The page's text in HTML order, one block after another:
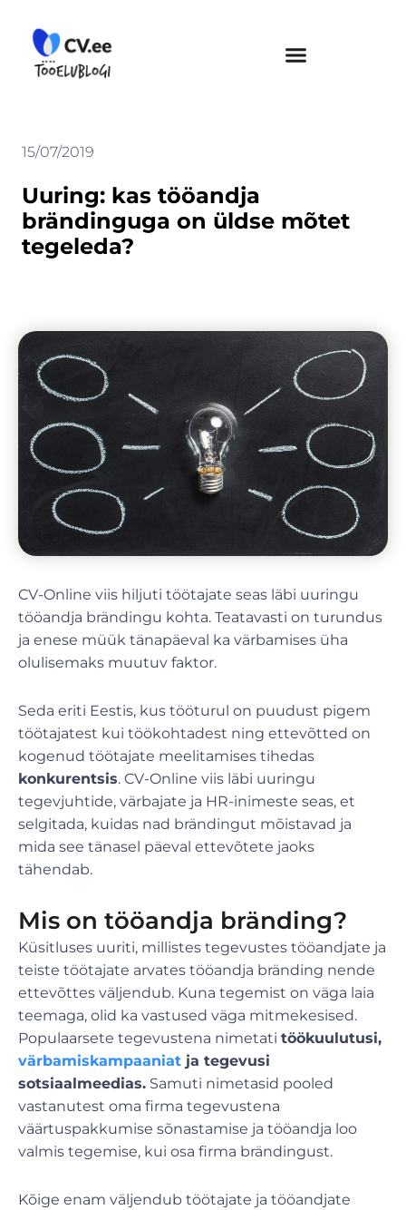
content
15/07/2019
Uuring: kas tööandja
brändinguga on üldse mõtet
tegeleda?
CV-Online viis hiljuti töötajate seas läbi uuringu
tööandja brändingu kohta. Teatavasti on turundus
ja enese müük tänapäeval ka värbamises üha
olulisemaks muutuv faktor.
Seda eriti Eestis, kus tööturul on puudust pigem
töötajatest kui töökohtadest ning ettevõtted on
kogenud töötajate meelitamises tihedas
konkurentsis. CV-Online viis läbi uuringu
tegevjuhtide, värbajate ja HR-inimeste seas, et
selgitada, kuidas nad brändingut mõistavad ja
mida see tänasel päeval ettevõtete jaoks
tähendab.
Mis on tööandja bränding?
Küsitluses uuriti, millistes tegevustes tööandjate ja
teiste töötajate arvates tööandja bränding nende
ettevõttes väljendub. Kuna tegemist on väga laia
teemaga, olid ka vastused väga mitmekesised.
Populaarsete tegevustena nimetati töökuulutusi,
värbamiskampaaniat ja tegevusi
sotsiaalmeedias. Samuti nimetasid pooled
vastanutest oma firma tegevustena
väärtuspakkumise sõnastamise ja tööandja loo
valmis tegemise, kui osa firma brändingust.
Kõige enam väljendub töötajate ja tööandjate